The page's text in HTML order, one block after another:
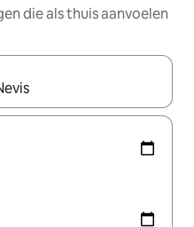
die als thuis aanvoelen
zijn, maak je een keuze